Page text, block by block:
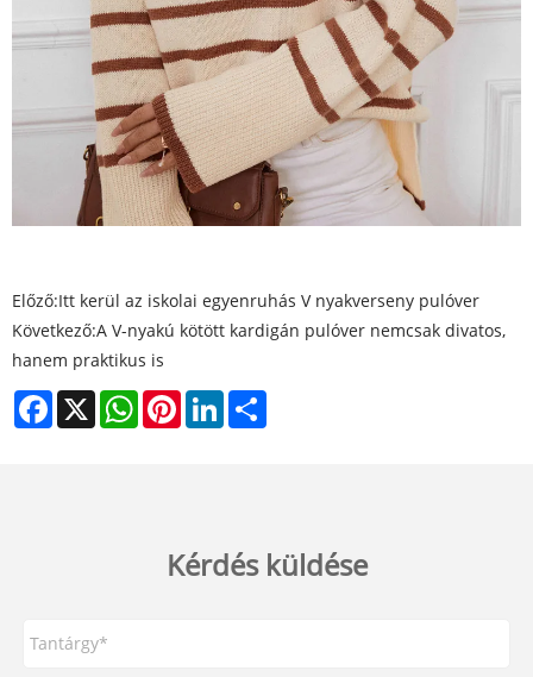
Előző:Itt kerül az iskolai egyenruhás V nyakverseny pulóver
Következő:A V-nyakú kötött kardigán pulóver nemcsak divatos,
hanem praktikus is
Facebook
X WhatsAppPinterestLinkedIn
Kérdés küldése